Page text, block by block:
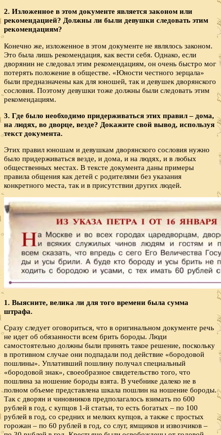
2. Изложенное в этом документе является законом или
рекомендацией? Должны ли были девушки следовать этим
рекомендациям?
Конечно же, изложенное в этом документе не являлось законом.
Это была лишь рекомендация, как вести себя. Однако, если
дворянин не следовал этим рекомендациям, он очень быстро мог
потерять положение в обществе. «Юности честного зерцала»
были предназначены как для юношей, так и девушек дворянского
сословия. Поэтому девушки тоже должны были следовать этим
рекомендациям.
3. Где было необходимо придерживаться этих правил – дома,
на людях, во дворце, везде? Докажите свой вывод, используя
текст документа.
Этих правил юношам и девушкам дворянского сословия нужно
было придерживаться везде, и дома, и на людях, и в любых
общественных местах. В тексте документа даны примеры
правила общения как детей с родителями без указания
конкретного места, так и в присутствии других людей.
1. Выясните, велика ли для того времени была сумма
штрафа.
Сразу следует оговориться, что в оригинальном документе речь
не идет об обязанности всем брить бороды. Люди
самостоятельно должны были принять такое решение, поскольку
в противном случае они подпадали под действие «бородовой
пошлины». Уплативший пошлину получал специальный
«бородовой знак», своеобразное свидетельство того, что
пошлина за ношение бороды взята. В учебнике далеко не в
полном объеме представлена шкала пошлин на ношение бороды.
Так с дворян и чиновников предполагалось взимать по 600
рублей в год, с купцов 1-й статьи, то есть богатых – по 100
рублей в год, со средних и мелких купцов, а также с простых
горожан – по 60 рублей в год, со слуг, ямщиков и извозчиков –